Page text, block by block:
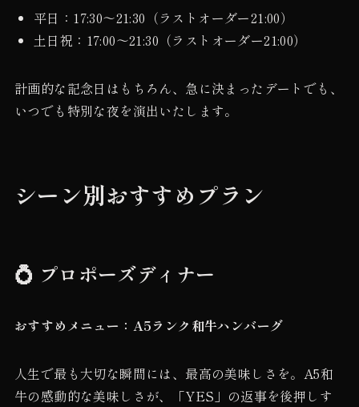
平日：17:30〜21:30（ラストオーダー21:00）
土日祝：17:00〜21:30（ラストオーダー21:00）
計画的な記念日はもちろん、急に決まったデートでも、
いつでも特別な夜を演出いたします。
シーン別おすすめプラン
💍 プロポーズディナー
おすすめメニュー：A5ランク和牛ハンバーグ
人生で最も大切な瞬間には、最高の美味しさを。A5和
牛の感動的な美味しさが、「YES」の返事を後押しす